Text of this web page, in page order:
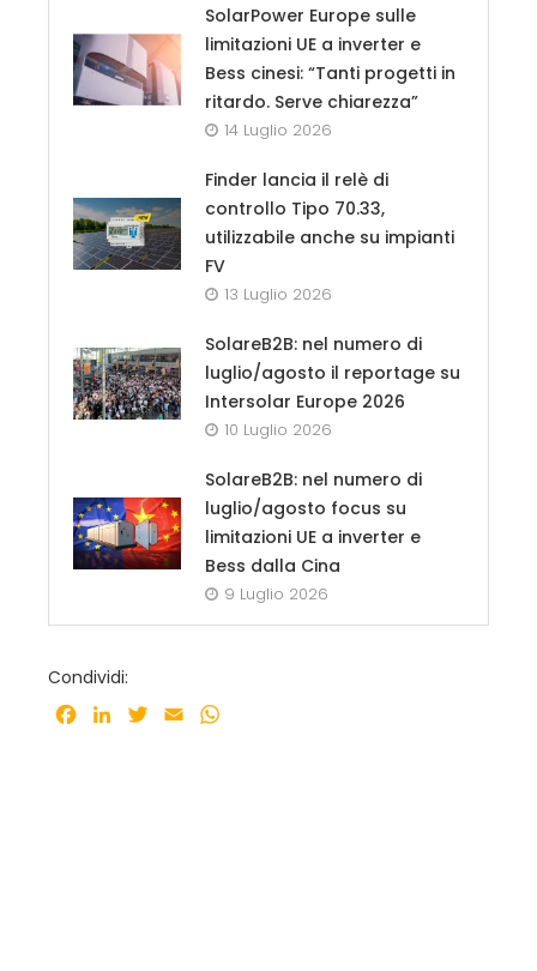
SolarPower Europe sulle
limitazioni UE a inverter e
Bess cinesi: “Tanti progetti in
ritardo. Serve chiarezza”
14 Luglio 2026
Finder lancia il relè di
controllo Tipo 70.33,
utilizzabile anche su impianti
FV
13 Luglio 2026
SolareB2B: nel numero di
luglio/agosto il reportage su
Intersolar Europe 2026
10 Luglio 2026
SolareB2B: nel numero di
luglio/agosto focus su
limitazioni UE a inverter e
Bess dalla Cina
9 Luglio 2026
Condividi:
Facebook
LinkedInTwitter
Email